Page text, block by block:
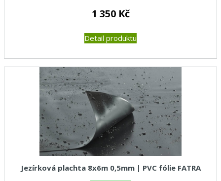
1 350 Kč
Detail produktu
Jezírková plachta 8x6m 0,5mm | PVC fólie FATRA